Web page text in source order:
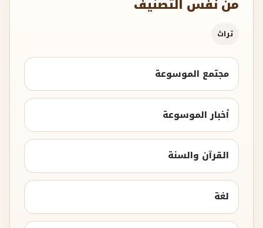
من نفس التصنيف
تراث
مجتمع الموسوعة
أخبار الموسوعة
القرآن والسنة
لغة